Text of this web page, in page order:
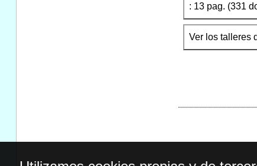
: 13 pag. (331
Ver los talleres